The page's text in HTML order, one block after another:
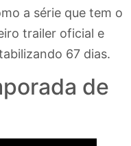
a série que tem o
trailer oficial e
67 dias.
de